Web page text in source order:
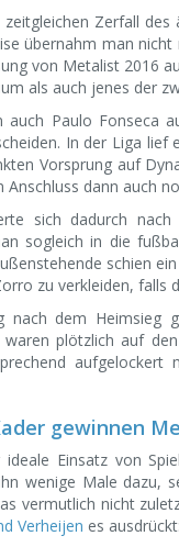
Zerfall
übernahm man
von Metalist 2016
als auch jenes der
Paulo Fonseca
In der Liga
Vorsprung auf
dann auch
sich dadurch
sogleich in die
schien
zu verkleiden, falls
dem Heimsieg
plötzlich auf
gewinnen
Einsatz von
wenige Male dazu,
vermutlich nicht
Verheijen es